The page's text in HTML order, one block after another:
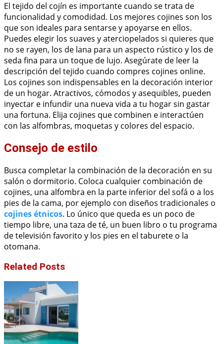
El tejido del cojín es importante cuando se trata de
funcionalidad y comodidad. Los mejores cojines son los
que son ideales para sentarse y apoyarse en ellos.
Puedes elegir los suaves y aterciopelados si quieres que
no se rayen, los de lana para un aspecto rústico y los de
seda fina para un toque de lujo. Asegúrate de leer la
descripción del tejido cuando compres cojines online.
Los cojines son indispensables en la decoración interior
de un hogar. Atractivos, cómodos y asequibles, pueden
inyectar e infundir una nueva vida a tu hogar sin gastar
una fortuna. Elija cojines que combinen e interactúen
con las alfombras, moquetas y colores del espacio.
Consejo de estilo
Busca completar la combinación de la decoración en su
salón o dormitorio. Coloca cualquier combinación de
cojines, una alfombra en la parte inferior del sofá o a los
pies de la cama, por ejemplo con diseños tradicionales o
cojines étnicos. Lo único que queda es un poco de
tiempo libre, una taza de té, un buen libro o tu programa
de televisión favorito y los pies en el taburete o la
otomana.
Related Posts